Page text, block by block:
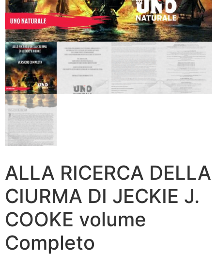
ALLA RICERCA DELLA
CIURMA DI JECKIE J.
COOKE volume
Completo